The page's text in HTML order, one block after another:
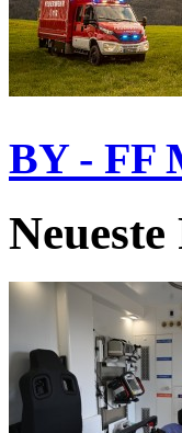
BY - FF